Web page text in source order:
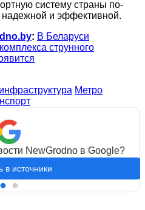
систему страны по-
и эффективной.
: В Беларуси
струнного
инфраструктура Метро
NewGrodno в Google?
в источники